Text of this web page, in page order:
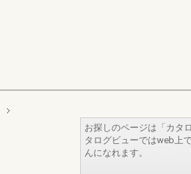
お探しのページは「カタ
タログビューではweb上
んになれます。